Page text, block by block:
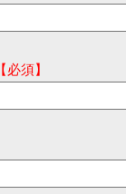
【必須】